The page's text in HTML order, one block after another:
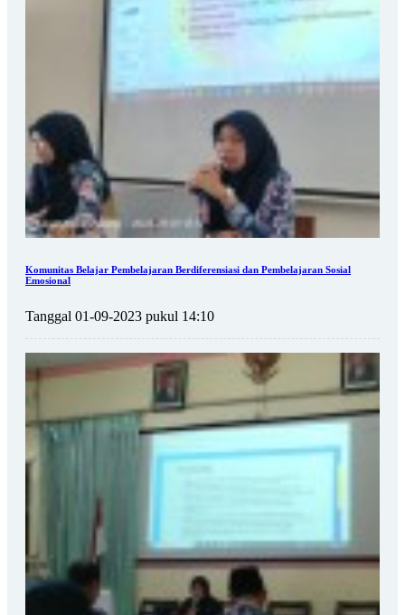
Komunitas Belajar Pembelajaran Berdiferensiasi dan Pembelajaran Sosial
Emosional
Tanggal 01-09-2023 pukul 14:10